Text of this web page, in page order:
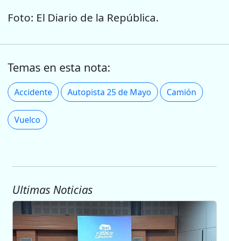
Foto: El Diario de la República.
Temas en esta nota:
Accidente Autopista 25 de Mayo Camión
Vuelco
Ultimas Noticias